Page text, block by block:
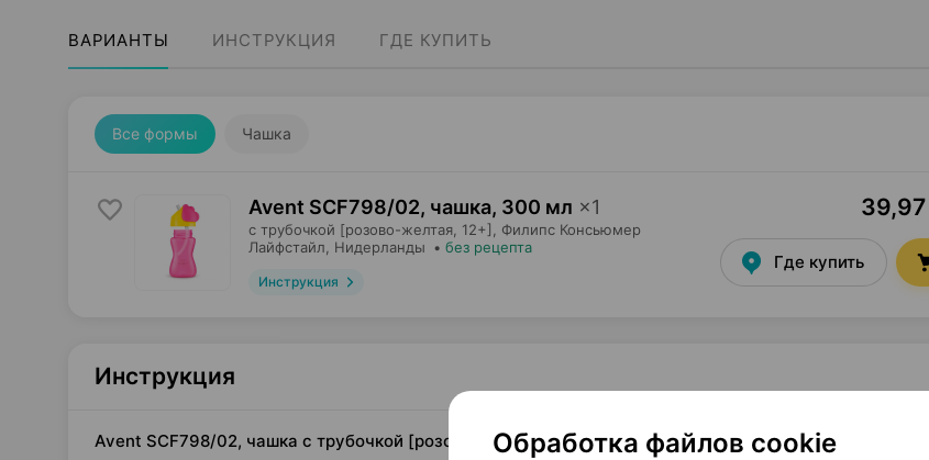
ВАРИАНТЫ ИНСТРУКЦИЯ ГДЕ КУПИТЬ
Все формы Чашка
Avent SCF798/02, чашка, 300 мл ×1
с трубочкой [розово-желтая, 12+],
Филипс Консьюмер
Лайфстайл , Нидерланды • без рецепта
Инструкция
Где купить
Инструкция
Avent SCF798/02, чашка с трубочкой [розово-желтая, 12 + ], 300 мл ×1, Филипс Консьюмер
Обработка файлов cookie